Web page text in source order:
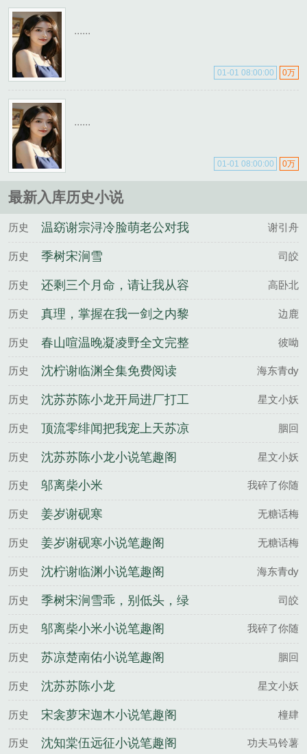
......
0万
01-01 08:00:00
......
0万
01-01 08:00:00
最新入库历史小说
历史
温窈谢宗浔冷脸萌老公对我
强制爱夜夜失控百度云
谢引舟
历史 季树宋涧雪 司皎
历史
还剩三个月命，请让我从容
赴死庄子昂苏雨蝶全文完整
版
高卧北
历史
真理，掌握在我一剑之内黎
扶不妄全文完整版
边鹿
历史
春山喧温晚凝凌野全文完整
版
彼呦
历史 沈柠谢临渊全集免费阅读 海东青dy
历史
沈苏苏陈小龙开局进厂打工
搅动莞城风云百度云
星文小妖
历史
顶流零绯闻把我宠上天苏凉
楚南佑全文完整版
胭回
历史 沈苏苏陈小龙小说笔趣阁 星文小妖
历史 邬离柴小米 我碎了你随
历史 姜岁谢砚寒 无糖话梅
历史 姜岁谢砚寒小说笔趣阁 无糖话梅
历史 沈柠谢临渊小说笔趣阁 海东青dy
历史
季树宋涧雪乖，别低头，绿
帽会掉百度云
司皎
历史 邬离柴小米小说笔趣阁 我碎了你随
历史 苏凉楚南佑小说笔趣阁 胭回
历史 沈苏苏陈小龙 星文小妖
历史 宋衾萝宋迦木小说笔趣阁 橦肆
历史 沈知棠伍远征小说笔趣阁 功夫马铃薯